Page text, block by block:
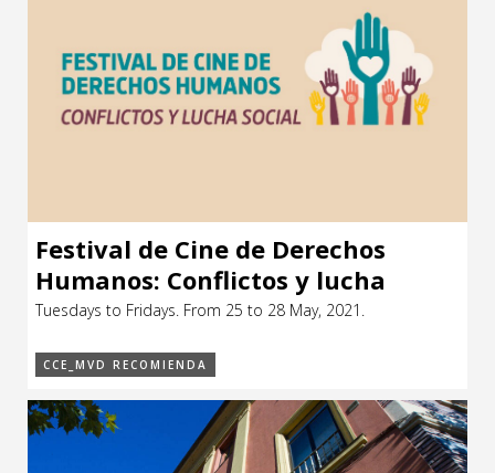
Festival de Cine de Derechos
Humanos: Conflictos y lucha
social
Tuesdays to Fridays. From 25 to 28 May, 2021.
CCE_MVD RECOMIENDA